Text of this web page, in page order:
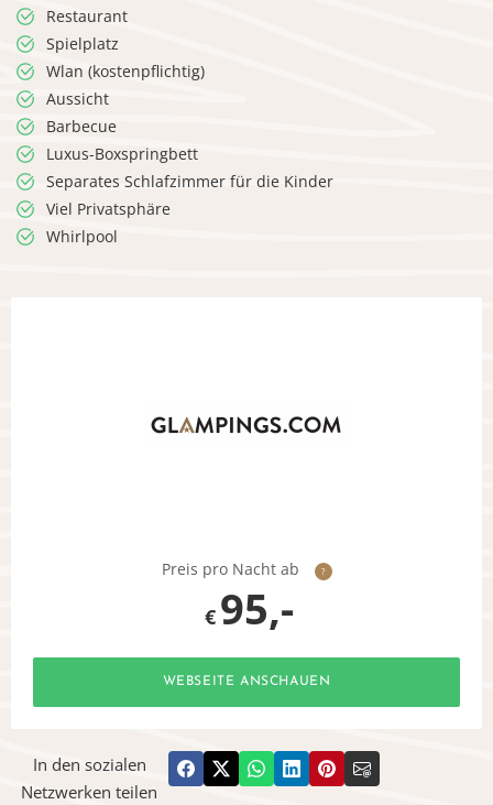
Restaurant
Spielplatz
Wlan (kostenpflichtig)
Aussicht
Barbecue
Luxus-Boxspringbett
Separates Schlafzimmer für die Kinder
Viel Privatsphäre
Whirlpool
Preis pro Nacht ab ?
€ 95,-
WEBSEITE ANSCHAUEN
In den sozialen
Netzwerken teilen